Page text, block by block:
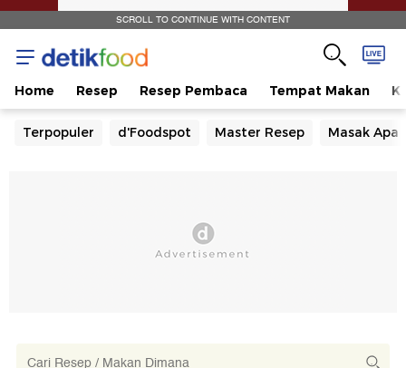
SCROLL TO CONTINUE WITH CONTENT
Home Resep Resep Pembaca Tempat Makan
Terpopuler d'Foodspot Master Resep Masak Apa